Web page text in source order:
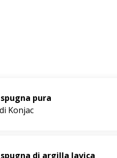
luminosità.
di Konjac nelle
pura
Konjac
di argilla lavica